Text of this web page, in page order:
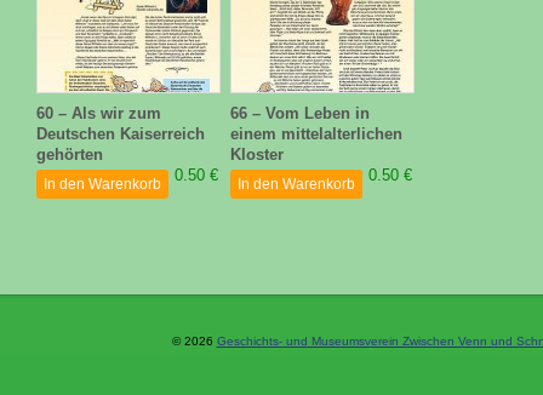
60 – Als wir zum
Deutschen Kaiserreich
gehörten
0.50 €
In den Warenkorb
66 – Vom Leben in
einem mittelalterlichen
Kloster
0.50 €
In den Warenkorb
© 2026 Geschichts- und Museumsverein Zwischen Venn und